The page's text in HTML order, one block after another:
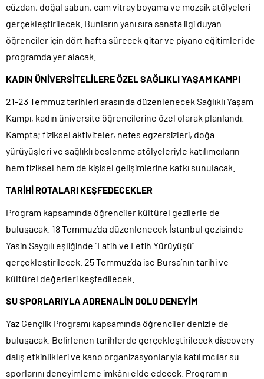
cüzdan, doğal sabun, cam vitray boyama ve mozaik atölyeleri
gerçekleştirilecek. Bunların yanı sıra sanata ilgi duyan
öğrenciler için dört hafta sürecek gitar ve piyano eğitimleri de
programda yer alacak.
KADIN ÜNİVERSİTELİLERE ÖZEL SAĞLIKLI YAŞAM KAMPI
21-23 Temmuz tarihleri arasında düzenlenecek Sağlıklı Yaşam
Kampı, kadın üniversite öğrencilerine özel olarak planlandı.
Kampta; fiziksel aktiviteler, nefes egzersizleri, doğa
yürüyüşleri ve sağlıklı beslenme atölyeleriyle katılımcıların
hem fiziksel hem de kişisel gelişimlerine katkı sunulacak.
TARİHİ ROTALARI KEŞFEDECEKLER
Program kapsamında öğrenciler kültürel gezilerle de
buluşacak. 18 Temmuz’da düzenlenecek İstanbul gezisinde
Yasin Saygılı eşliğinde “Fatih ve Fetih Yürüyüşü”
gerçekleştirilecek. 25 Temmuz’da ise Bursa’nın tarihi ve
kültürel değerleri keşfedilecek.
SU SPORLARIYLA ADRENALİN DOLU DENEYİM
Yaz Gençlik Programı kapsamında öğrenciler denizle de
buluşacak. Belirlenen tarihlerde gerçekleştirilecek discovery
dalış etkinlikleri ve kano organizasyonlarıyla katılımcılar su
sporlarını deneyimleme imkânı elde edecek. Programın